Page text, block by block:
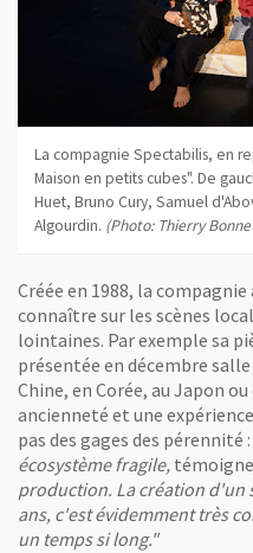
La compagnie Spectabilis, en
Maison en petits cubes". De
Huet, Bruno Cury, Samuel
Algourdin. (Photo: Thierry
Créée en 1988, la
connaître sur les scènes
lointaines. Par exemple sa
présentée en décembre
Chine, en Corée, au Japon ou
ancienneté et une
pas des gages des pérennité :
écosystème fragile,
production. La création d'un
ans, c'est évidemment très
un temps si long."